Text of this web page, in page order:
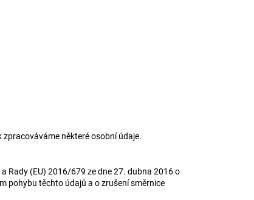
některé osobní údaje.
Rady (EU) 2016/679 ze dne 27. dubna 2016 o
pohybu těchto údajů a o zrušení směrnice